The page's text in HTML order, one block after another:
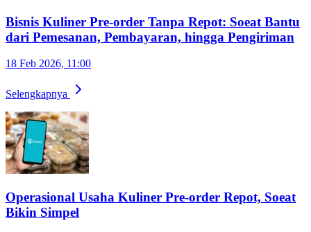
Bisnis Kuliner Pre-order Tanpa Repot: Soeat Bantu
dari Pemesanan, Pembayaran, hingga Pengiriman
18 Feb 2026, 11:00
Selengkapnya
Operasional Usaha Kuliner Pre-order Repot, Soeat
Bikin Simpel